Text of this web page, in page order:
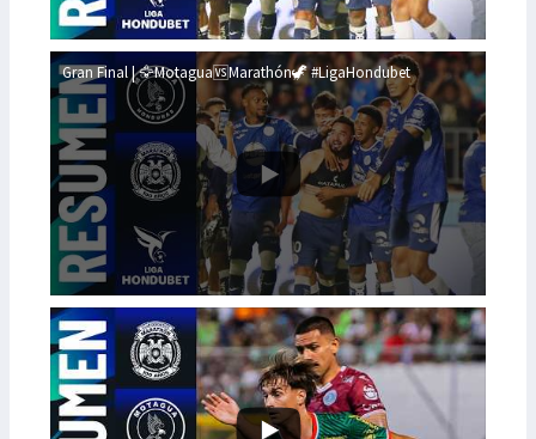
Gran Final | 🦅Motagua🆚Marathón🦖 #LigaHondubet